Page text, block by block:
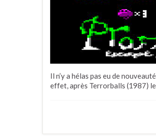
Il n’y a hélas pas eu de
effet, après Terrorballs (1987)